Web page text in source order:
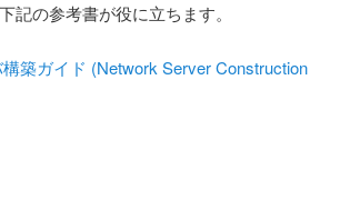
記の参考書が役に立ちます。
築ガイド (Network Server Construction